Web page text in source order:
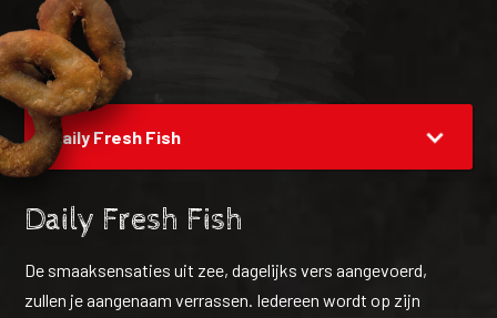
Daily Fresh Fish
Daily Fresh Fish
De smaaksensaties uit zee, dagelijks vers aangevoerd,
zullen je aangenaam verrassen. Iedereen wordt op zijn